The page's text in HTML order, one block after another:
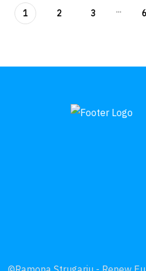
1 2 3 ... 6